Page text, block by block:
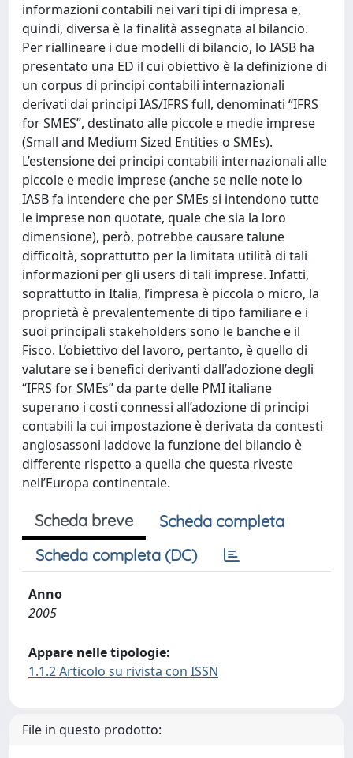
informazioni contabili nei vari tipi di impresa e,
quindi, diversa è la finalità assegnata al bilancio.
Per riallineare i due modelli di bilancio, lo IASB ha
presentato una ED il cui obiettivo è la definizione di
un corpus di principi contabili internazionali
derivati dai principi IAS/IFRS full, denominati “IFRS
for SMES”, destinato alle piccole e medie imprese
(Small and Medium Sized Entities o SMEs).
L’estensione dei principi contabili internazionali alle
piccole e medie imprese (anche se nelle note lo
IASB fa intendere che per SMEs si intendono tutte
le imprese non quotate, quale che sia la loro
dimensione), però, potrebbe causare talune
difficoltà, soprattutto per la limitata utilità di tali
informazioni per gli users di tali imprese. Infatti,
soprattutto in Italia, l’impresa è piccola o micro, la
proprietà è prevalentemente di tipo familiare e i
suoi principali stakeholders sono le banche e il
Fisco. L’obiettivo del lavoro, pertanto, è quello di
valutare se i benefici derivanti dall’adozione degli
“IFRS for SMEs” da parte delle PMI italiane
superano i costi connessi all’adozione di principi
contabili la cui impostazione è derivata da contesti
anglosassoni laddove la funzione del bilancio è
differente rispetto a quella che questa riveste
nell’Europa continentale.
Scheda breve
Scheda completa
Scheda completa (DC)
Anno
2005
Appare nelle tipologie:
1.1.2 Articolo su rivista con ISSN
File in questo prodotto: